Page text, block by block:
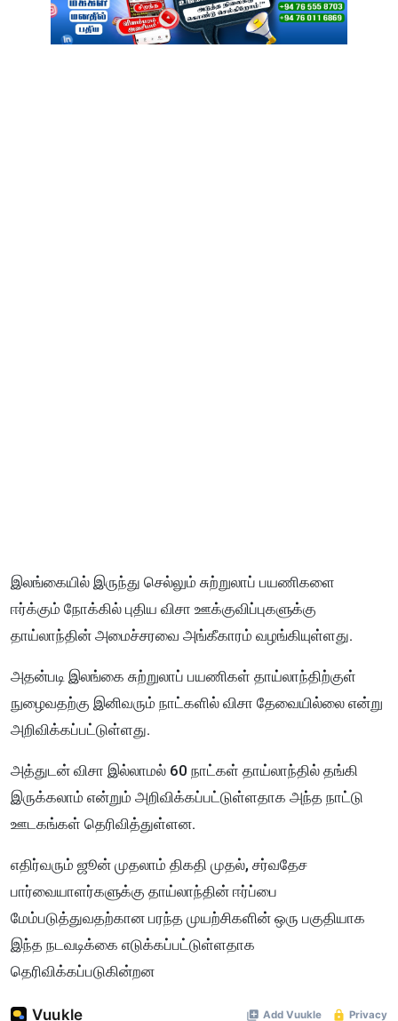
இலங்கையில் இருந்து செல்லும் சுற்றுலாப் பயணிகளை
ஈர்க்கும் நோக்கில் புதிய விசா ஊக்குவிப்புகளுக்கு
தாய்லாந்தின் அமைச்சரவை அங்கீகாரம் வழங்கியுள்ளது.
அதன்படி இலங்கை சுற்றுலாப் பயணிகள் தாய்லாந்திற்குள்
நுழைவதற்கு இனிவரும் நாட்களில் விசா தேவையில்லை என்று
அறிவிக்கப்பட்டுள்ளது.
அத்துடன் விசா இல்லாமல் 60 நாட்கள் தாய்லாந்தில் தங்கி
இருக்கலாம் என்றும் அறிவிக்கப்பட்டுள்ளதாக அந்த நாட்டு
ஊடகங்கள் தெரிவித்துள்ளன.
எதிர்வரும் ஜூன் முதலாம் திகதி முதல், சர்வதேச
பார்வையாளர்களுக்கு தாய்லாந்தின் ஈர்ப்பை
மேம்படுத்துவதற்கான பரந்த முயற்சிகளின் ஒரு பகுதியாக
இந்த நடவடிக்கை எடுக்கப்பட்டுள்ளதாக
தெரிவிக்கப்படுகின்றன